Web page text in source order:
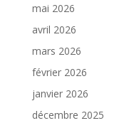
mai 2026
avril 2026
mars 2026
février 2026
janvier 2026
décembre 2025